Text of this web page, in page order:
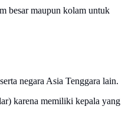
besar maupun kolam untuk
negara Asia Tenggara lain.
karena memiliki kepala yang